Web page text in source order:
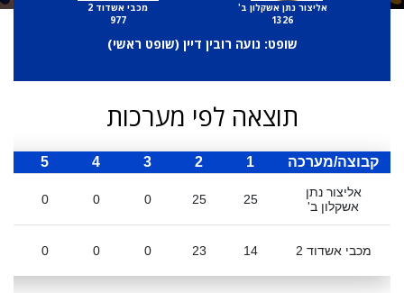
אליצור נתן אשקלון ב'
1326
מכבי אשדוד 2
977
שופט: נועה רובין דיין (שופט ראשי)
תוצאה לפי מערכות
קבוצה/מערכה 1
2
3
4
5
אליצור נתן
אשקלון ב'
25
25
0
0
0
מכבי אשדוד 2 14
23
0
0
0